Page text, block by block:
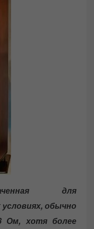
для
обычно
Ом, хотя более